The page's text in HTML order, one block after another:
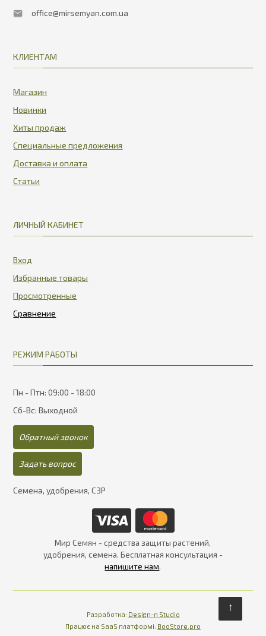
office@mirsemyan.com.ua
КЛИЕНТАМ
Магазин
Новинки
Хиты продаж
Специальные предложения
Доставка и оплата
Статьи
ЛИЧНЫЙ КАБИНЕТ
Вход
Избранные товары
Просмотренные
РЕЖИМ РАБОТЫ
Пн - Птн: 09:00 - 18:00
Сб-Вс: Выходной
Обратный звонок
Задать вопрос
Семена, удобрения, СЗР
Мир Семян - средства защиты растений,
удобрения, семена. Бесплатная консультация -
напишите нам.
Разработка: Design-n Studio
Працює на SaaS платформі: Працює на SaaS платформі
BooStore.pro
↑